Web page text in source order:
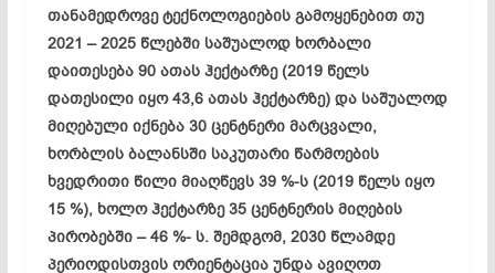
თანამედროვე ტექნოლოგიების გამოყენებით თუ
2021 – 2025 წლებში საშუალოდ ხორბალი
დაითესება90 ათას ჰექტარზე(2019 წელს
დათესილი იყო43,6 ათას ჰექტარზე) და საშუალოდ
მიღებული იქნება30 ცენტნერი მარცვალი,
ხორბლის ბალანსში საკუთარი წარმოების
ხვედრითი წილი მიაღწევს39 %-ს(2019 წელს იყო
15 %), ხოლო ჰექტარზე35 ცენტნერის მიღების
პირობებში– 46 %- ს. შემდგომ, 2030 წლამდე
პერიოდისთვის ორიენტაცია უნდა ავიღოთ